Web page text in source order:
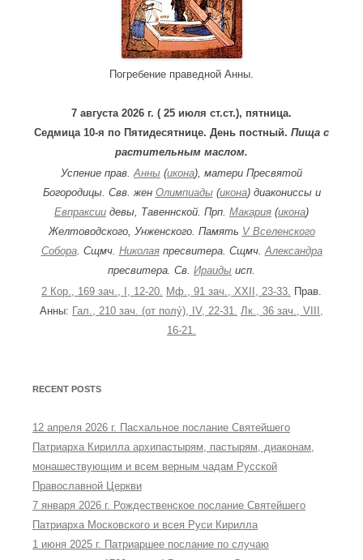
Погребение праведной Анны.
7 августа 2026 г. ( 25 июля ст.ст.), пятница.
Седмица 10-я по Пятидесятнице. День постный. Пища с
растительным маслом.
Успение прав. Анны (икона), матери Пресвятой
Богородицы. Свв. жен Олимпиады(икона) диакониссы и
Евпраксии девы, Тавеннской. Прп. Макария (икона)
Желтоводского, Унженского. Память V Вселенского
Собора. Сщмч. Николаяпресвитера. Сщмч. Александра
пресвитера. Св. Ираиды исп.
2 Кор., 169 зач., I, 12-20. Мф., 91 зач., XXII, 23-33. Прав.
Анны: Гал., 210 зач. (от полу́), IV, 22-31.
Лк., 36 зач., VIII,
16-21.
RECENT POSTS
12 апреля 2026 г. Пасхальное послание Святейшего
Патриарха Кирилла архипастырям, пастырям, диаконам,
монашествующим и всем верным чадам Русской
Православной Церкви
7 января 2026 г. Рождественское послание Святейшего
Патриарха Московского и всея Руси Кирилла
1 июня 2025 г. Патриаршее послание по случаю